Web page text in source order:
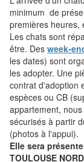
minimum de
premières heures,
Les chats sont
être. Des week-
les dates) sont
les adopter. Une
contrat d'adoption
espèces ou CB
appartement,
sécurisés à partir
(photos à l'appui).
Elle sera
TOULOUSE